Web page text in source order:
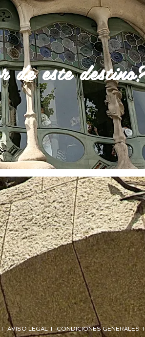
este
LEGAL I CONDICIONES GENERALES